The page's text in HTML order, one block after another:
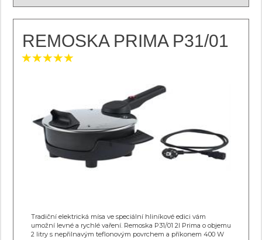
REMOSKA PRIMA P31/01
Tradiční elektrická mísa ve speciální hliníkové edici vám
umožní levné a rychlé vaření. Remoska P31/01 2l Prima o objemu
2 litry s nepřilnavým teflonovým povrchem a příkonem 400 W